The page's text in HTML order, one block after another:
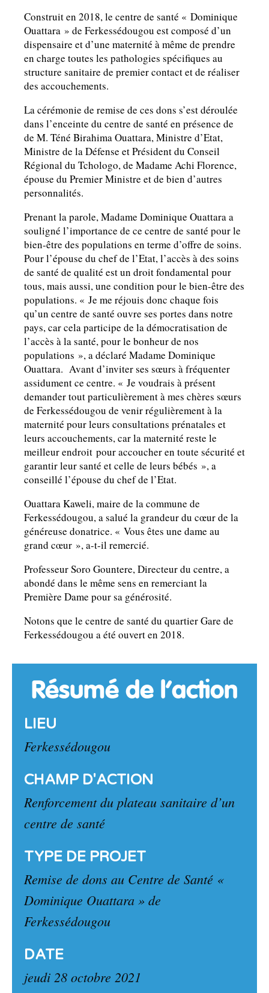
Construit en 2018, le centre de santé « Dominique
Ouattara » de Ferkessédougou est composé d’un
dispensaire et d’une maternité à même de prendre
en charge toutes les pathologies spécifiques au
structure sanitaire de premier contact et de réaliser
des accouchements.
La cérémonie de remise de ces dons s’est déroulée
dans l’enceinte du centre de santé en présence de
de M. Téné Birahima Ouattara, Ministre d’Etat,
Ministre de la Défense et Président du Conseil
Régional du Tchologo, de Madame Achi Florence,
épouse du Premier Ministre et de bien d’autres
personnalités.
Prenant la parole, Madame Dominique Ouattara a
souligné l’importance de ce centre de santé pour le
bien-être des populations en terme d’offre de soins.
Pour l’épouse du chef de l’Etat, l’accès à des soins
de santé de qualité est un droit fondamental pour
tous, mais aussi, une condition pour le bien-être des
populations. « Je me réjouis donc chaque fois
qu’un centre de santé ouvre ses portes dans notre
pays, car cela participe de la démocratisation de
l’accès à la santé, pour le bonheur de nos
populations », a déclaré Madame Dominique
Ouattara. Avant d’inviter ses sœurs à fréquenter
assidument ce centre. « Je voudrais à présent
demander tout particulièrement à mes chères sœurs
de Ferkessédougou de venir régulièrement à la
maternité pour leurs consultations prénatales et
leurs accouchements, car la maternité reste le
meilleur endroit pour accoucher en toute sécurité et
garantir leur santé et celle de leurs bébés », a
conseillé l’épouse du chef de l’Etat.
Ouattara Kaweli, maire de la commune de
Ferkessédougou, a salué la grandeur du cœur de la
généreuse donatrice. « Vous êtes une dame au
grand cœur », a-t-il remercié.
Professeur Soro Gountere, Directeur du centre, a
abondé dans le même sens en remerciant la
Première Dame pour sa générosité.
Notons que le centre de santé du quartier Gare de
Ferkessédougou a été ouvert en 2018.
Résumé de l’action
LIEU
Ferkessédougou
CHAMP D'ACTION
Renforcement du plateau sanitaire d’un
centre de santé
TYPE DE PROJET
Remise de dons au Centre de Santé «
Dominique Ouattara » de
Ferkessédougou
DATE
jeudi 28 octobre 2021